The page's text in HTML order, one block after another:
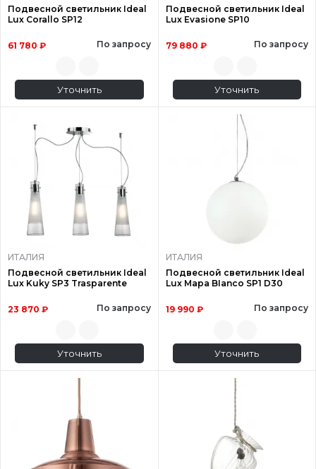
Подвесной светильник Ideal
Lux Corallo SP12
61 780 ₽ По запросу
Уточнить
Подвесной светильник Ideal
Lux Evasione SP10
79 880 ₽ По запросу
Уточнить
ИТАЛИЯ
Подвесной светильник Ideal
Lux Kuky SP3 Trasparente
23 870 ₽ По запросу
Уточнить
ИТАЛИЯ
Подвесной светильник Ideal
Lux Mapa BIanco SP1 D30
19 990 ₽ По запросу
Уточнить